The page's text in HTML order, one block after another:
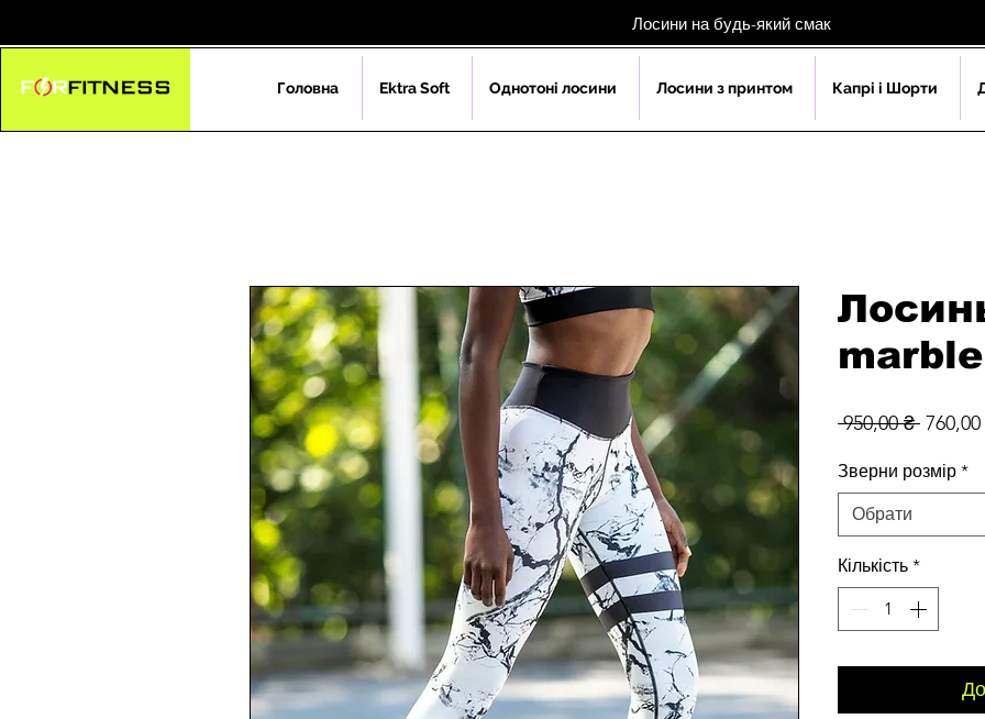
Лосини на будь-який смак
Головна Ektra Soft Однотоні лосини Лосини з принтом Капрі і Шорти
950,00 ₴
Зверни розмір *
Обрати
Кількість *